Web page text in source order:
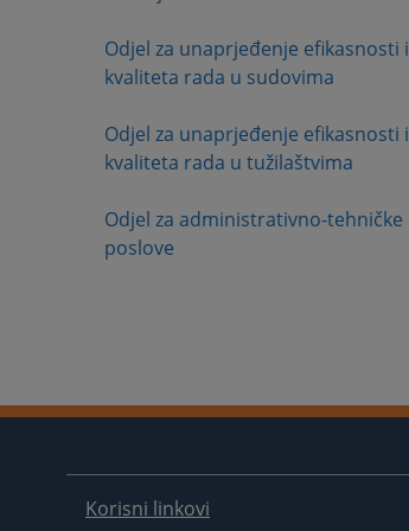
Odjel za unaprjeđenje efikasnosti i
kvaliteta rada u sudovima
Odjel za unaprjeđenje efikasnosti i
kvaliteta rada u tužilaštvima
Odjel za administrativno-tehničke
poslove
Korisni linkovi